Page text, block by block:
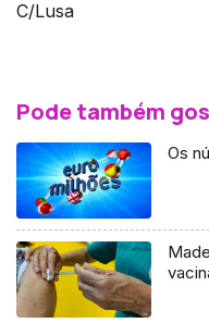
C/Lusa
Pode também
Os